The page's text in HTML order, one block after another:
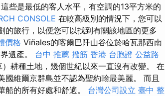
這些是最低的客人水平，有空調的13平方米的
CONSOLE 在較高級別的情況下，您可以
旅行，以便您可以找到有關該地區的更多
價格 Viñales的喀爾巴阡山谷位於哈瓦那西南
遺產。 台中 推薦 撥筋 香港 台胞證 公益路
耕種土地，幾個世紀以來一直沒有改變。 在
維爾京群島並不認為聖約翰最美麗。 而且
船的所有好處和舒適。 台灣公司設立 臺中 整